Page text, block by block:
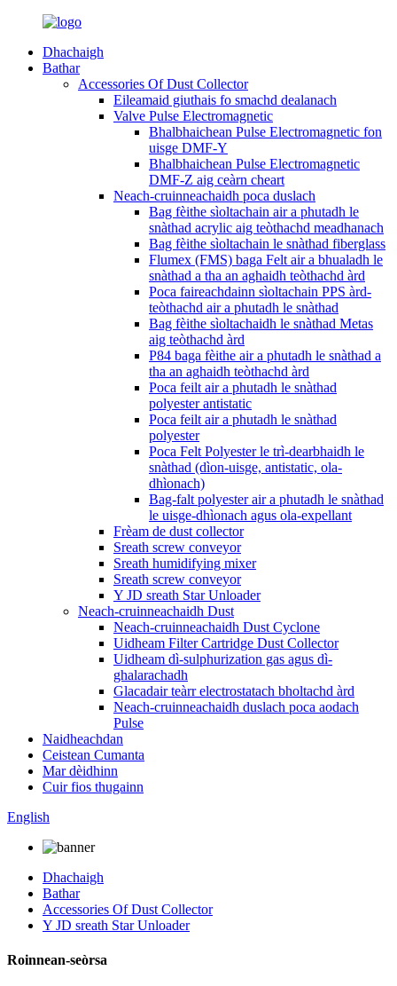
Dhachaigh
Bathar
Accessories Of Dust Collector
Eileamaid giuthais fo smachd dealanach
Valve Pulse Electromagnetic
Bhalbhaichean Pulse Electromagnetic fon
uisge DMF-Y
Bhalbhaichean Pulse Electromagnetic
DMF-Z aig ceàrn cheart
Neach-cruinneachaidh poca duslach
Bag fèithe sìoltachain air a phutadh le
snàthad acrylic aig teòthachd meadhanach
Bag fèithe sìoltachain le snàthad fiberglass
Flumex (FMS) baga Felt air a bhualadh le
snàthad a tha an aghaidh teòthachd àrd
Poca faireachdainn sìoltachain PPS àrd-
teòthachd air a phutadh le snàthad
Bag fèithe sìoltachaidh le snàthad Metas
aig teòthachd àrd
P84 baga fèithe air a phutadh le snàthad a
tha an aghaidh teòthachd àrd
Poca feilt air a phutadh le snàthad
polyester antistatic
Poca feilt air a phutadh le snàthad
polyester
Poca Felt Polyester le trì-dearbhaidh le
snàthad (dìon-uisge, antistatic, ola-
dhìonach)
Bag-falt polyester air a phutadh le snàthad
le uisge-dhìonach agus ola-expellant
Frèam de dust collector
Sreath screw conveyor
Sreath humidifying mixer
Sreath screw conveyor
Y JD sreath Star Unloader
Neach-cruinneachaidh Dust
Neach-cruinneachaidh Dust Cyclone
Uidheam Filter Cartridge Dust Collector
Uidheam dì-sulphurization gas agus dì-
ghalarachadh
Glacadair teàrr electrostatach bholtachd àrd
Neach-cruinneachaidh duslach poca aodach
Pulse
Naidheachdan
Ceistean Cumanta
Mar dèidhinn
Cuir fios thugainn
English
Dhachaigh
Bathar
Accessories Of Dust Collector
Y JD sreath Star Unloader
Roinnean-seòrsa